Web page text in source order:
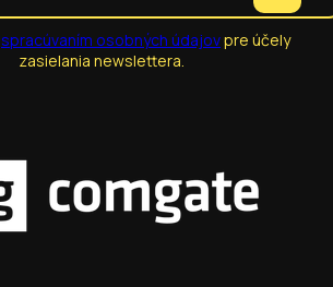
spracúvaním osobných údajovpre účely
zasielania newslettera.